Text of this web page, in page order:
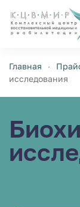
Перейти
Главная
исследования